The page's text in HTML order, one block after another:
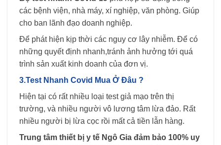
các bệnh viện, nhà máy, xí nghiệp, văn phòng. Giúp
cho ban lãnh đạo doanh nghiệp.
Để phát hiện kịp thời các nguy cơ lây nhiễm. Để có
những quyết định nhanh,tránh ảnh hưởng tới quá
trình sản xuất kinh doanh của đơn vị.
3.Test Nhanh Covid Mua Ở Đâu ?
Hiện tại có rất nhiều loại test giả mạo trên thị
trường, và nhiều người vô lương tâm lừa đảo. Rất
nhiều người bị lừa cọc rồi mất cả tiền lẫn hàng.
Trung tâm thiết bị y tế Ngô Gia đảm bảo 100% uy